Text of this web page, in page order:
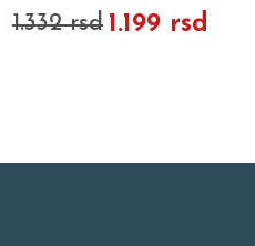
1.332 rsd 1.199 rsd